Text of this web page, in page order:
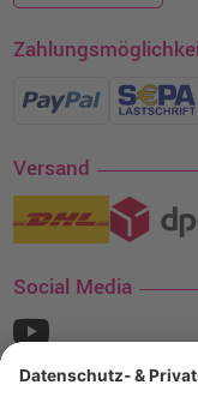
Versand
Social Media
¹ Nur gültig für den Versand